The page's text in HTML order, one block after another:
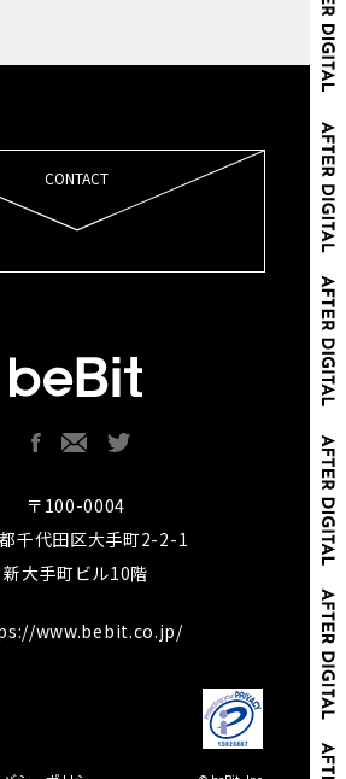
CONTACT
〒100-0004
千代田区大手町2-2-1
新大手町ビル10階
www.bebit.co.jp/